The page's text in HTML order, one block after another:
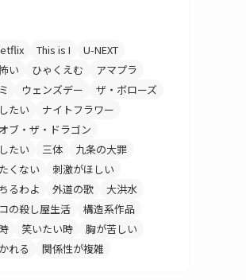
This is I
U-NEXT
い
ひゃくえむ
アマプラ
ウェンズデー
ザ・ボローズ
たい
ナイトフラワー
ブ・ザ・ドラゴン
たい
三体
九条の大罪
くない
刺激がほしい
るわよ
外道の歌
大洪水
の殺し屋生活
構造系作品
笑いたい時
胸が苦しい
れる
関係性が複雑